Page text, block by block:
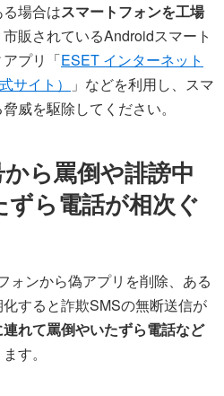
場合はスマートフォンを工場
販されているAndroidスマート
プリ「ESET インターネット
サイト）
」などを利用し、スマ
威を駆除してください。
ら罵倒や誹謗中
ら電話が相次ぐ
ォンから偽アプリを削除、ある
すると詐欺SMSの無断送信が
れて罵倒やいたずら電話など
す。